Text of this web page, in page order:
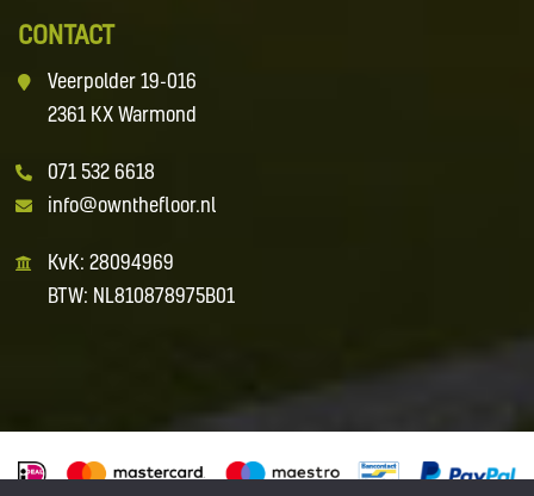
CONTACT
Veerpolder 19-016
2361 KX Warmond
071 532 6618
info@ownthefloor.nl
KvK: 28094969
BTW: NL810878975B01